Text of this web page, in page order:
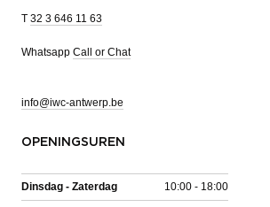
T 32 3 646 11 63
Whatsapp Call or Chat
info@iwc-antwerp.be
OPENINGSUREN
Dinsdag - Zaterdag 10:00 - 18:00